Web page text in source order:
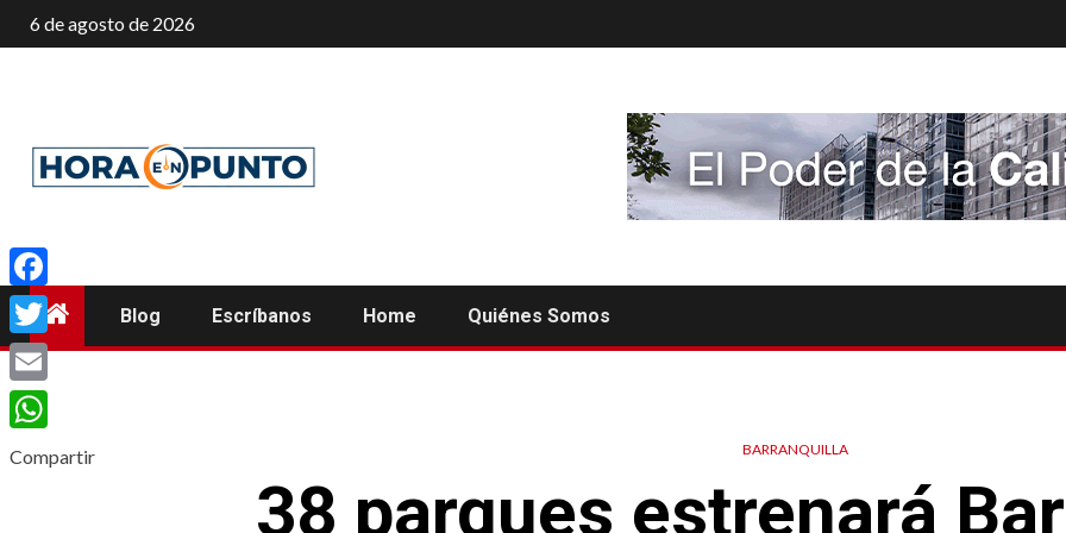
Saltar
al
6 de agosto de 2026
Blog Escríbanos Home Quiénes Somos
BARRANQUILLA
38 parques estrenará
Facebook
Twitter
Email
WhatsApp
Compartir